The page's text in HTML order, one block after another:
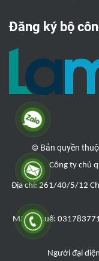
Đăng ký bộ
© Bản quyền
Công ty chủ
Địa chỉ: 261/40/5/12
Mã số thuế:
Người đại